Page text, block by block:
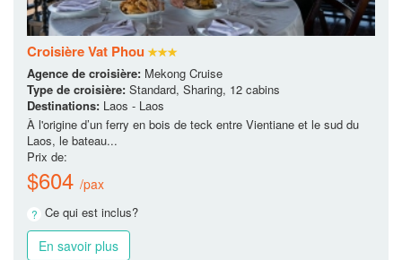
Croisière Vat Phou
Agence de croisière: Mekong Cruise
Type de croisière: Standard, Sharing, 12 cabins
Destinations: Laos - Laos
À l'origine d’un ferry en bois de teck entre Vientiane et le sud du
Laos, le bateau...
Prix de:
$604 /pax
Ce qui est inclus?
En savoir plus